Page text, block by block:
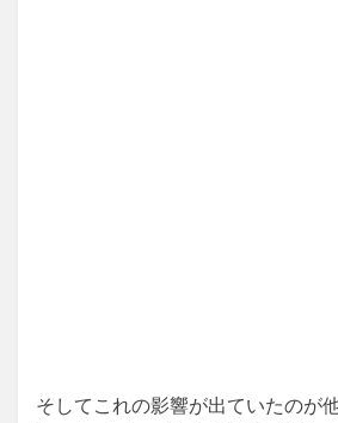
そしてこれの影響が出ていたのが